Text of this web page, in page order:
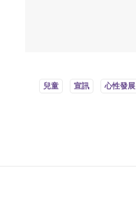
兒童 宣訊 心性發展